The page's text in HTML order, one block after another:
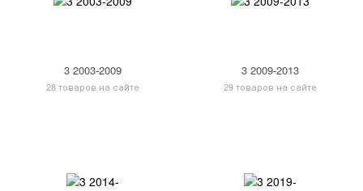
3 2003-2009
28 товаров на сайте
3 2009-2013
29 товаров на сайте